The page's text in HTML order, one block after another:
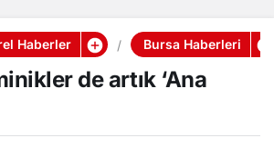
Haberler Bursa Haberleri
de artık ‘Ana